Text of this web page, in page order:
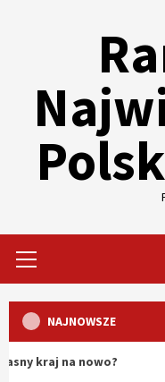
Menu
NAJNOWSZE
na nowo?